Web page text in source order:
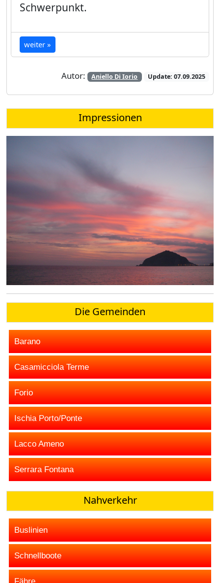
Schwerpunkt.
weiter »
Autor: Aniello Di Iorio Update: 07.09.2025
Impressionen
Die Gemeinden
Barano
Casamicciola Terme
Forio
Ischia Porto/Ponte
Lacco Ameno
Serrara Fontana
Nahverkehr
Buslinien
Schnellboote